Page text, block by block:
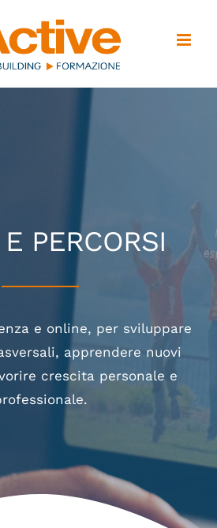
PERCORSI
e online, per sviluppare
apprendere nuovi
crescita personale e